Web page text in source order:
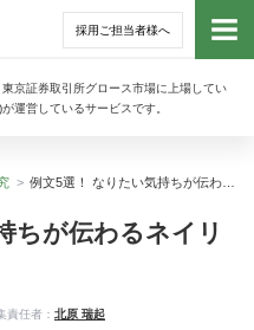
採用ご担当者様へ
京証券取引所グロース市場に上場してい
運営しているサービスです。
トッ
ちが伝わるネイリ
責任者： 北原 瑞起